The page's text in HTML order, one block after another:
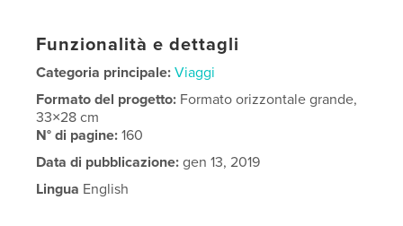
Funzionalità e dettagli
Categoria principale: Viaggi
Formato del progetto: Formato orizzontale grande,
33×28 cm
N° di pagine:160
Data di pubblicazione: gen 13, 2019
Lingua English